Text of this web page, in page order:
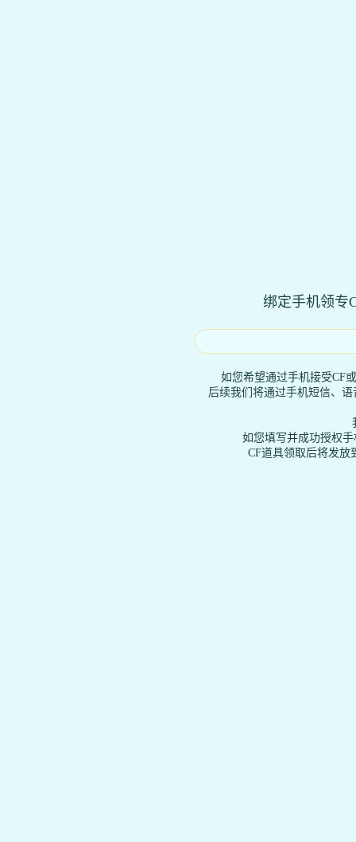
绑定手机领专
如您希望通过手机接受CF
后续我们将通过手机短信、
如您填写并成功授权
CF道具领取后将发放